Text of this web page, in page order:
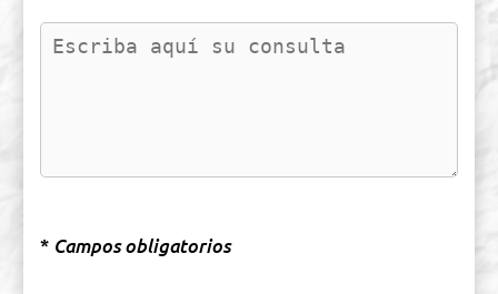
* Campos obligatorios